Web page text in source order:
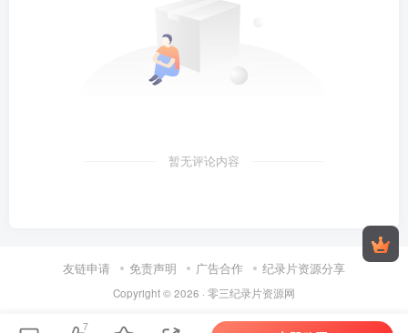
暂无评论内容
友链申请 免责声明 广告合作 纪录片资源分享
Copyright © 2026 · 零三纪录片资源网
7